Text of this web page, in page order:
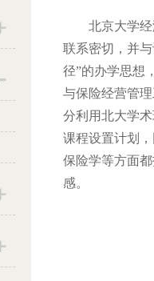
北京大学经济
联系密切，并
径”的办学思想
与保险经营管
分利用北大学
课程设置计划
保险学等方面
感。